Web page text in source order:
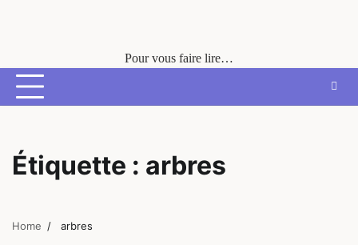
Pour vous faire lire…
Étiquette : arbres
Home arbres